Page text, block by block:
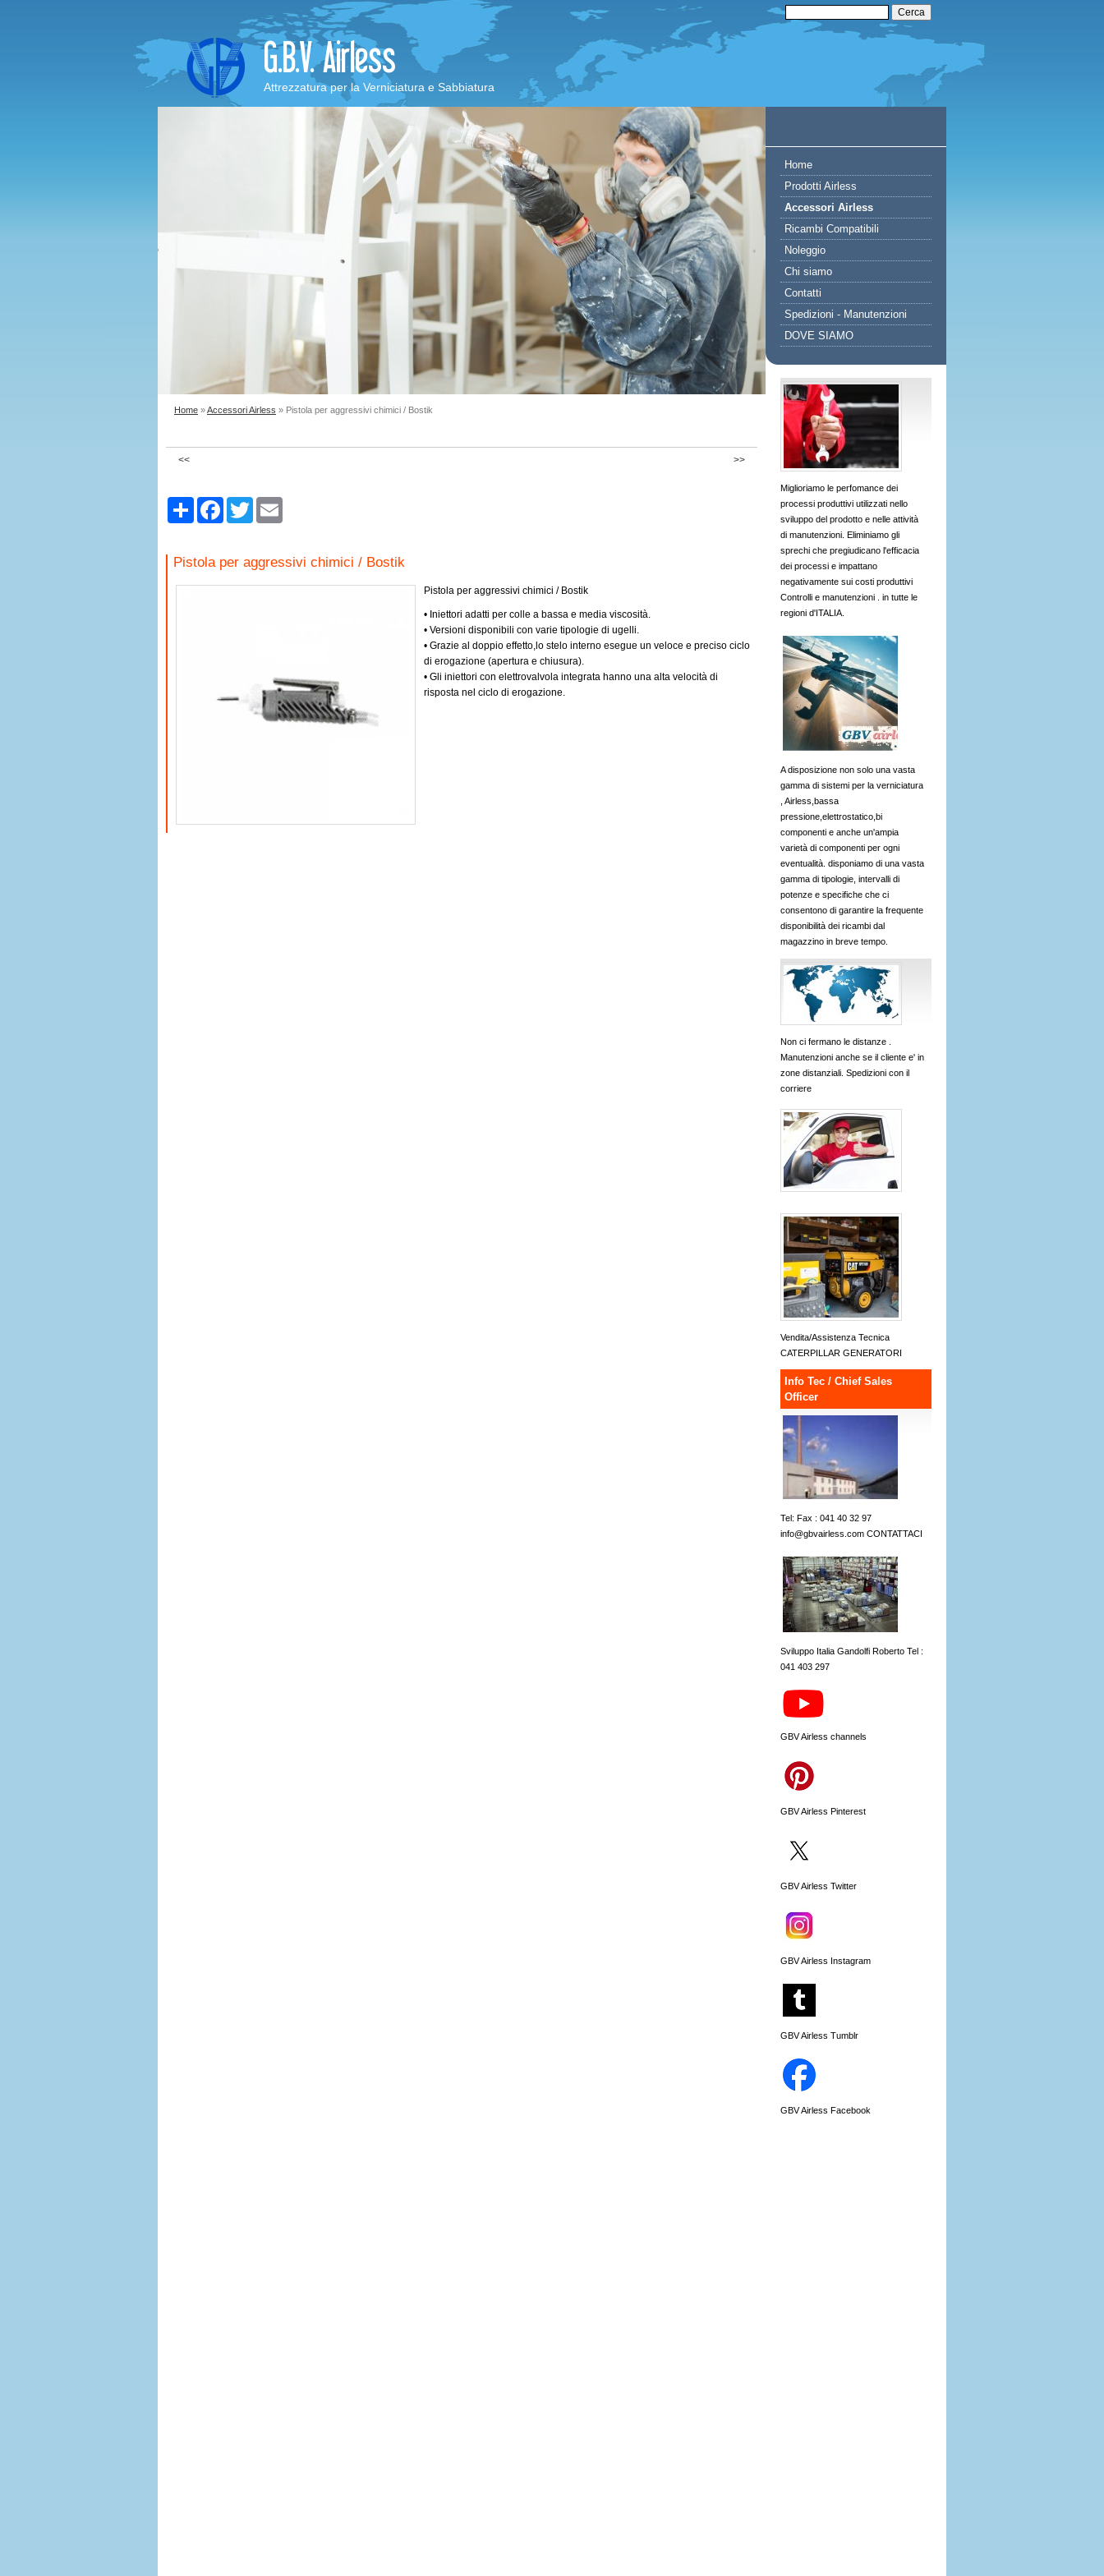
Attrezzatura per la Verniciatura e Sabbiatura
Home »Accessori Airless » Pistola per aggressivi chimici / Bostik
<< >>
Share FacebookTwitter
Pistola per aggressivi chimici / Bostik
Pistola per aggressivi chimici / Bostik
• Iniettori adatti per colle a bassa e media viscosità.
• Versioni disponibili con varie tipologie di ugelli.
• Grazie al doppio effetto,lo stelo interno esegue un veloce e preciso ciclo
di erogazione (apertura e chiusura).
• Gli iniettori con elettrovalvola integrata hanno una alta velocità di
risposta nel ciclo di erogazione.
Home
Prodotti Airless
Accessori Airless
Ricambi Compatibili
Noleggio
Chi siamo
Contatti
Spedizioni - Manutenzioni
DOVE SIAMO
Miglioriamo le perfomance dei
processi produttivi utilizzati nello
sviluppo del prodotto e nelle attività
di manutenzioni. Eliminiamo gli
sprechi che pregiudicano l'efficacia
dei processi e impattano
negativamente sui costi produttivi
Controlli e manutenzioni . in tutte le
regioni d'ITALIA.
A disposizione non solo una vasta
gamma di sistemi per la verniciatura
, Airless,bassa
pressione,elettrostatico,bi
componenti e anche un'ampia
varietà di componenti per ogni
eventualità. disponiamo di una vasta
gamma di tipologie, intervalli di
potenze e specifiche che ci
consentono di garantire la frequente
disponibilità dei ricambi dal
magazzino in breve tempo.
Non ci fermano le distanze .
Manutenzioni anche se il cliente e' in
zone distanziali. Spedizioni con il
corriere
Vendita/Assistenza Tecnica
CATERPILLAR GENERATORI
Info Tec / Chief Sales
Officer
Tel: Fax : 041 40 32 97
info@gbvairless.com CONTATTACI
Sviluppo Italia Gandolfi Roberto Tel :
041 403 297
GBV Airless channels
GBV Airless Pinterest
GBV Airless Twitter
GBV Airless Instagram
GBV Airless Tumblr
GBV Airless Facebook